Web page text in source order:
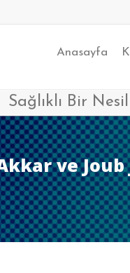
Anasayfa
Sağlıklı Bir
ve